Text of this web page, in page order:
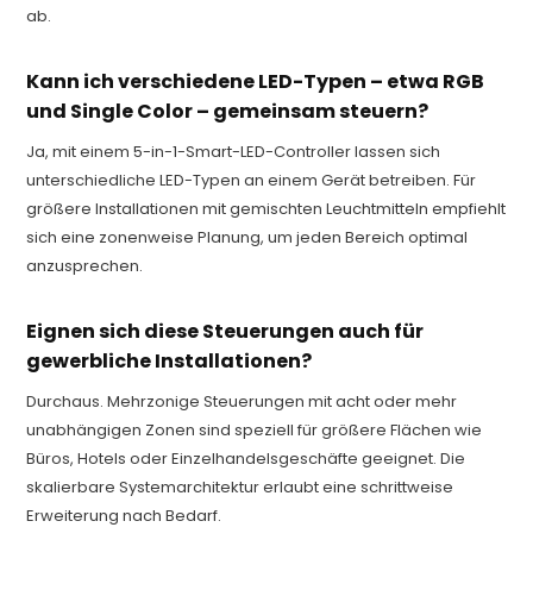
ab.
Kann ich verschiedene LED-Typen – etwa RGB
und Single Color – gemeinsam steuern?
Ja, mit einem 5-in-1-Smart-LED-Controller lassen sich
unterschiedliche LED-Typen an einem Gerät betreiben. Für
größere Installationen mit gemischten Leuchtmitteln empfiehlt
sich eine zonenweise Planung, um jeden Bereich optimal
anzusprechen.
Eignen sich diese Steuerungen auch für
gewerbliche Installationen?
Durchaus. Mehrzonige Steuerungen mit acht oder mehr
unabhängigen Zonen sind speziell für größere Flächen wie
Büros, Hotels oder Einzelhandelsgeschäfte geeignet. Die
skalierbare Systemarchitektur erlaubt eine schrittweise
Erweiterung nach Bedarf.